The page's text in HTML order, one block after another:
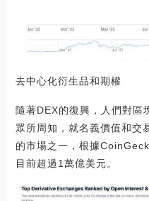
去中心化衍生品和期權
隨著DEX的復興，人們對區
眾所周知，就名義價值和交
的市場之一，根據
目前超過1萬億美元。